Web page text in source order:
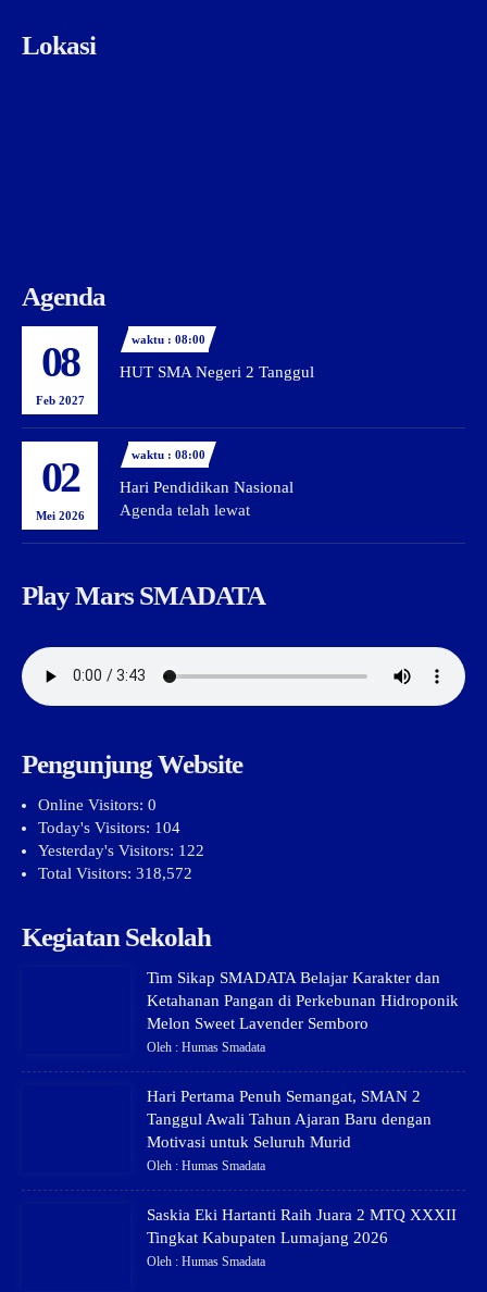
Lokasi
Agenda
08
Feb 2027
waktu : 08:00
HUT SMA Negeri 2 Tanggul
02
Mei 2026
waktu : 08:00
Hari Pendidikan Nasional
Agenda telah lewat
Play Mars SMADATA
Pengunjung Website
Online Visitors: 0
Today's Visitors: 104
Yesterday's Visitors: 122
Total Visitors: 318,572
Kegiatan Sekolah
Tim Sikap SMADATA Belajar Karakter dan
Ketahanan Pangan di Perkebunan Hidroponik
Melon Sweet Lavender Semboro
Oleh : Humas Smadata
Hari Pertama Penuh Semangat, SMAN 2
Tanggul Awali Tahun Ajaran Baru dengan
Motivasi untuk Seluruh Murid
Oleh : Humas Smadata
Saskia Eki Hartanti Raih Juara 2 MTQ XXXII
Tingkat Kabupaten Lumajang 2026
Oleh : Humas Smadata